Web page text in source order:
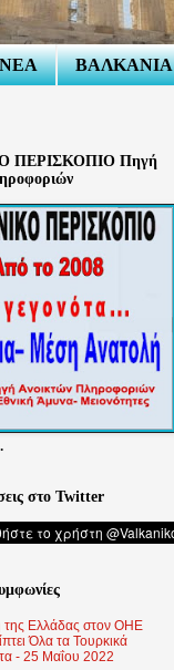
ΒΑΛΚΑΝΙΑ
ΠΕΡΙΣΚΟΠΙΟ Πηγή
στο Twitter
της Ελλάδας στον ΟΗΕ
Όλα τα Τουρκικά
- 25 Μαΐου 2022